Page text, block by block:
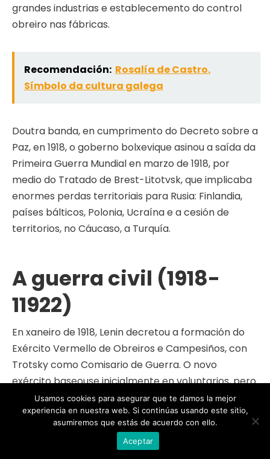
grandes industrias e establecemento do control
obreiro nas fábricas.
Recomendación: Rosalía de Castro.
Símbolo da cultura galega
Doutra banda, en cumprimento do Decreto sobre a
Paz, en 1918, o goberno bolxevique asinou a saída da
Primeira Guerra Mundial en marzo de 1918, por
medio do Tratado de Brest-Litotvsk, que implicaba
enormes perdas territoriais para Rusia: Finlandia,
países bálticos, Polonia, Ucraína e a cesión de
territorios, no Cáucaso, a Turquía.
A guerra civil (1918-
11922)
En xaneiro de 1918, Lenin decretou a formación do
Exército Vermello de Obreiros e Campesiños, con
Trotsky como Comisario de Guerra. O novo
exército baseouse inicialmente en voluntarios, pero
pronto se introduciu o servizo militar obrigatorio.
Diversos grupos opostos aos bolxeviques
comezaron a organizarse militarmente:
Usamos cookies para asegurar que te damos la mejor
experiencia en nuestra web. Si continúas usando este sitio,
asumiremos que estás de acuerdo con ello.
Aceptar